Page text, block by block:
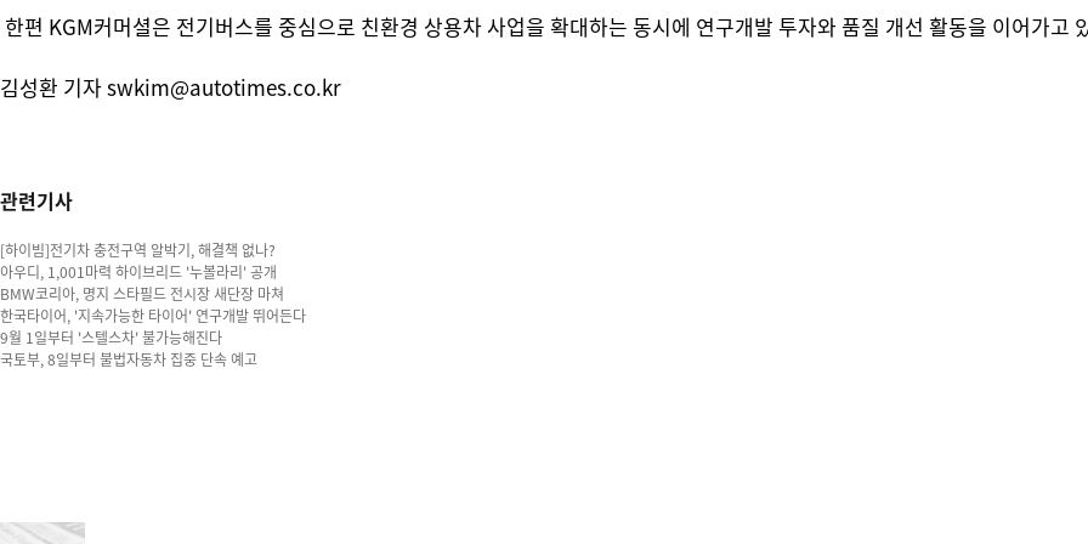
한편 KGM커머셜은 전기버스를 중심으로 친환경 상용차 사업을 확대하는 동시에 연구개발 투자와 품질 개선 활동을 이어가고
김성환 기자 swkim@autotimes.co.kr
관련기사
[하이빔]전기차 충전구역 알박기, 해결책 없나?
아우디, 1,001마력 하이브리드 '누볼라리' 공개
BMW코리아, 명지 스타필드 전시장 새단장 마쳐
한국타이어, '지속가능한 타이어' 연구개발 뛰어든다
9월 1일부터 '스텔스차' 불가능해진다
국토부, 8일부터 불법자동차 집중 단속 예고